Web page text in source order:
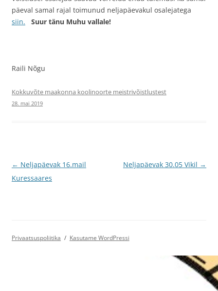
päeval samal rajal toimunud neljapäevakul osalejatega
siin.
Suur tänu Muhu vallale!
Raili Nõgu
Kokkuvõte maakonna koolinoorte meistrivõistlustest
28. mai 2019
Postituste
töölaud
← Neljapäevak 16.mail
Kuressaares
Neljapäevak 30.05 Vikil →
Privaatsuspoliitika Kasutame WordPressi